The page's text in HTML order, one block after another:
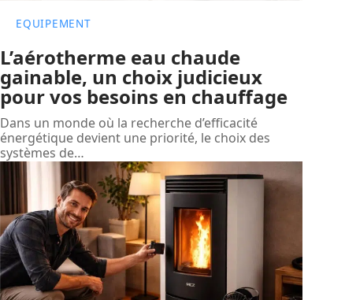
EQUIPEMENT
L’aérotherme eau chaude
gainable, un choix judicieux
pour vos besoins en chauffage
Dans un monde où la recherche d’efficacité
énergétique devient une priorité, le choix des
systèmes de…